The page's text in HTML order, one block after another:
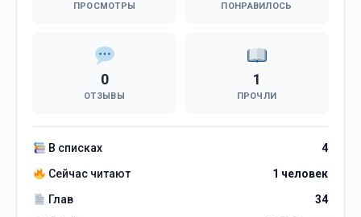
ПРОСМОТРЫ ПОНРАВИЛОСЬ
0
ОТЗЫВЫ
1
ПРОЧЛИ
В списках
4
Сейчас читают
1 человек
Глав
34